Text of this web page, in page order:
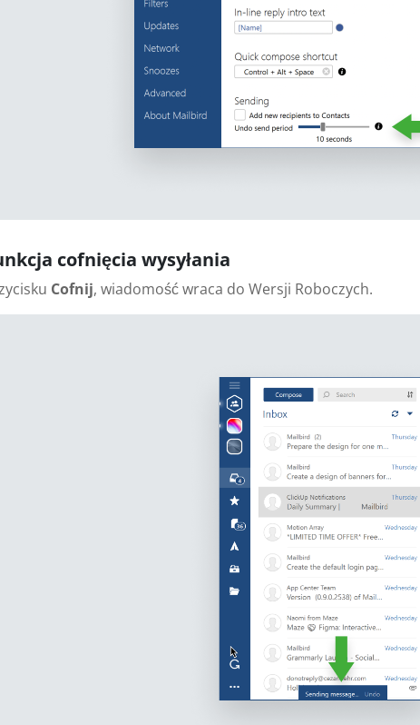
cofnięcia wysyłania
Cofnij, wiadomość wraca do Wersji Roboczych.